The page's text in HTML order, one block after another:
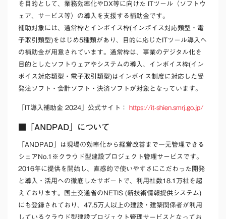
を目的として、業務効率化やDX等に向けた ITツール（ソフトウ
ェア、サービス等）の導入を支援する補助金です。
補助対象には、通常枠とインボイス枠(インボイス対応類型・電
子取引類型)をはじめ5種類があり、目的に応じたITツール導入へ
の補助金が用意されています。通常枠は、事業のデジタル化を
目的としたソフトウェアやシステムの導入、インボイス枠(イン
ボイス対応類型・電子取引類型)はインボイス制度に対応した受
発注ソフト・会計ソフト・決済ソフトが対象となっています。
「IT導入補助金 2024」公式サイト： https://it-shien.smrj.go.jp/
■「ANDPAD」について
「ANDPAD」は現場の効率化から経営改善まで一元管理できる
シェアNo.1 ※ クラウド型建設プロジェクト管理サービスです。
2016年に提供を開始し、直感的で使いやすさにこだわった開発
と導入・活用への徹底したサポートで、利用社数18.1万社を超
えております。国土交通省のNETIS (新技術情報提供システム)
にも登録されており、47.5万人以上の建設・建築関係者が利用
しているクラウド型建設プロジェクト管理サービスとなってお